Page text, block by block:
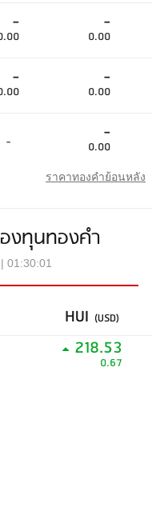
- -
0.00
- -
0.00
- -
0.00
ราคาทองคำย้อนหลัง
งทุนทองคำ
01:30:01
HUI (USD)
218.53
0.67